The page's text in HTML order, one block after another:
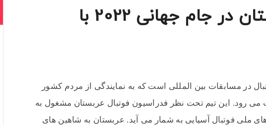
تاریخ سازی عربستان در جام جهانی 2022 با
در مسابقات بین المللی است که به نمایندگی از مردم کشور
رود. این تیم تحت نظر فدراسیون فوتبال عربستان مشغول به
ملی فوتبال آسیایی به شمار می آید. عربستان به شاهین های